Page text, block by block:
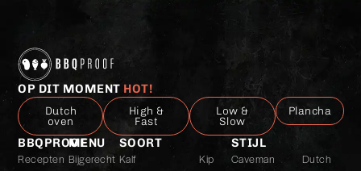
OP DIT MOMENT HOT!
Dutch
oven
High &
Fast
Low &
Slow
Plancha
BBQPROOF
Recepten
MENU
Bijgerecht
SOORT
Kalf
Kip
STIJL
Caveman
Dutch